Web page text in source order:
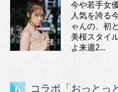
今や若手女
人気を誇る
ゃんの、初
美桜スタイ
よ来週2...
コラボ「おっとっ